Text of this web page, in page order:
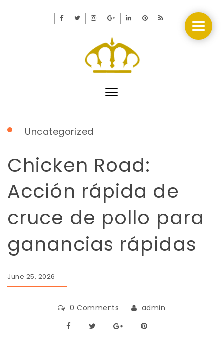
Toggle
Uncategorized
Chicken Road:
Acción rápida de
cruce de pollo para
ganancias rápidas
June 25, 2026
0 Comments admin